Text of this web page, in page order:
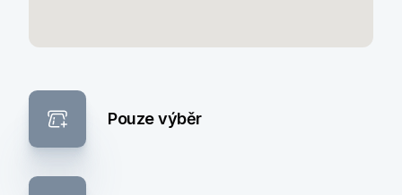
Pouze výběr